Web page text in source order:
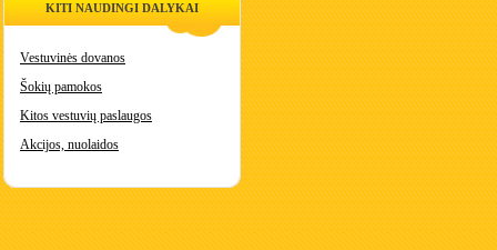
KITI NAUDINGI DALYKAI
Vestuvinės dovanos
Šokių pamokos
Kitos vestuvių paslaugos
Akcijos, nuolaidos